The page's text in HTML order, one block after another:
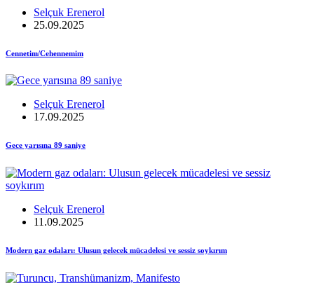
Selçuk Erenerol
25.09.2025
Cennetim/Cehennemim
Selçuk Erenerol
17.09.2025
Gece yarısına 89 saniye
Selçuk Erenerol
11.09.2025
Modern gaz odaları: Ulusun gelecek mücadelesi ve sessiz soykırım